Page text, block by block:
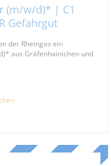
(m/w/d)* | C1
Gefahrgut
der Rheingas ein
aus Gräfenhainichen und